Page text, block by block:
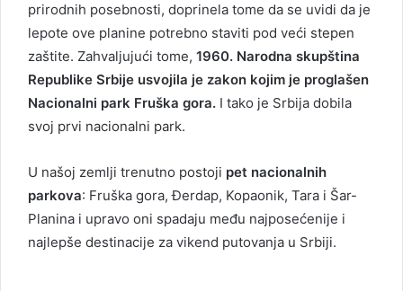
prirodnih posebnosti, doprinela tome da se uvidi da je
lepote ove planine potrebno staviti pod veći stepen
zaštite. Zahvaljujući tome, 1960. Narodna skupština
Republike Srbije usvojila je zakon kojim je proglašen
Nacionalni park Fruška gora. I tako je Srbija dobila
svoj prvi nacionalni park.
U našoj zemlji trenutno postoji pet nacionalnih
parkova: Fruška gora, Đerdap, Kopaonik, Tara i Šar-
Planina i upravo oni spadaju među najposećenije i
najlepše destinacije za vikend putovanja u Srbiji.